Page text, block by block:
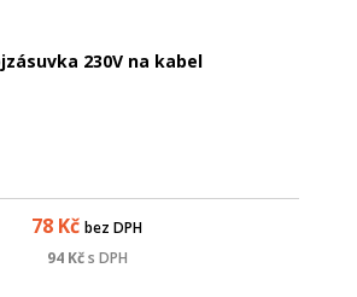
230V na kabel
78 Kč bez DPH
94Kč s DPH